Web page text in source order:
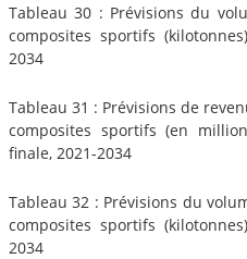
Tableau 30 : Prévisions du
composites sportifs
2034
Tableau 31 : Prévisions de
composites sportifs (en
finale, 2021-2034
Tableau 32 : Prévisions du
composites sportifs
2034